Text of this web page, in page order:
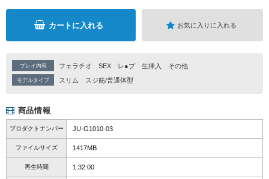
カートに入れる お気に入りに入れる
プレイ内容 フェラチオ SEX レ●プ 生挿入 その他
モデルタイプ スリム スジ筋/普通体型
商品情報
プロダクトナンバー JU-G1010-03
ファイルサイズ 1417MB
再生時間 1:32:00